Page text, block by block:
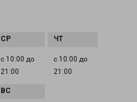
с 10:00 до
21:00
с 10:00 до
21:00